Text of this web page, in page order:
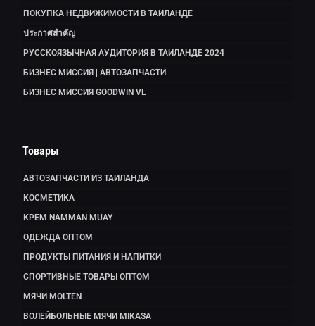
ПОКУПКА НЕДВИЖИМОСТИ В ТАИЛАНДЕ
ประกาศสำคัญ
РУССКОЯЗЫЧНАЯ АУДИТОРИЯ В ТАИЛАНДЕ 2024
БИЗНЕС МИССИЯ | АВТОЗАПЧАСТИ
БИЗНЕС МИССИЯ GOODWIN VL
Товары
АВТОЗАПЧАСТИ ИЗ ТАИЛАНДА
КОСМЕТИКА
КРЕМ NAMMAN MUAY
ОДЕЖДА ОПТОМ
ПРОДУКТЫ ПИТАНИЯ И НАПИТКИ
СПОРТИВНЫЕ ТОВАРЫ ОПТОМ
МЯЧИ MOLTEN
ВОЛЕЙБОЛЬНЫЕ МЯЧИ MIKASA